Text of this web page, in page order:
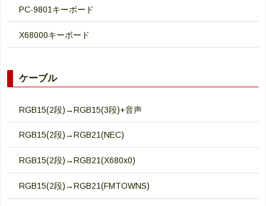
PC-9801キーボード
X68000キーボード
ケーブル
RGB15(2段)→RGB15(3段)+音声
RGB15(2段)→RGB21(NEC)
RGB15(2段)→RGB21(X680x0)
RGB15(2段)→RGB21(FMTOWNS)